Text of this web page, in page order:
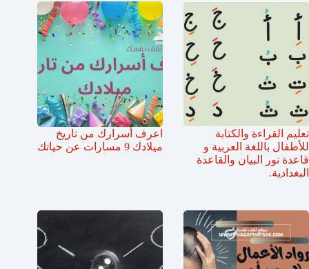
تعليم القراءة والكتابة
للأطفال باللغة العربية و
قاعدة نور البيان والقاعدة
البغدادية.
اعرف أسرارك من تاريخ
ميلادك 9 مسارات عن حياتك